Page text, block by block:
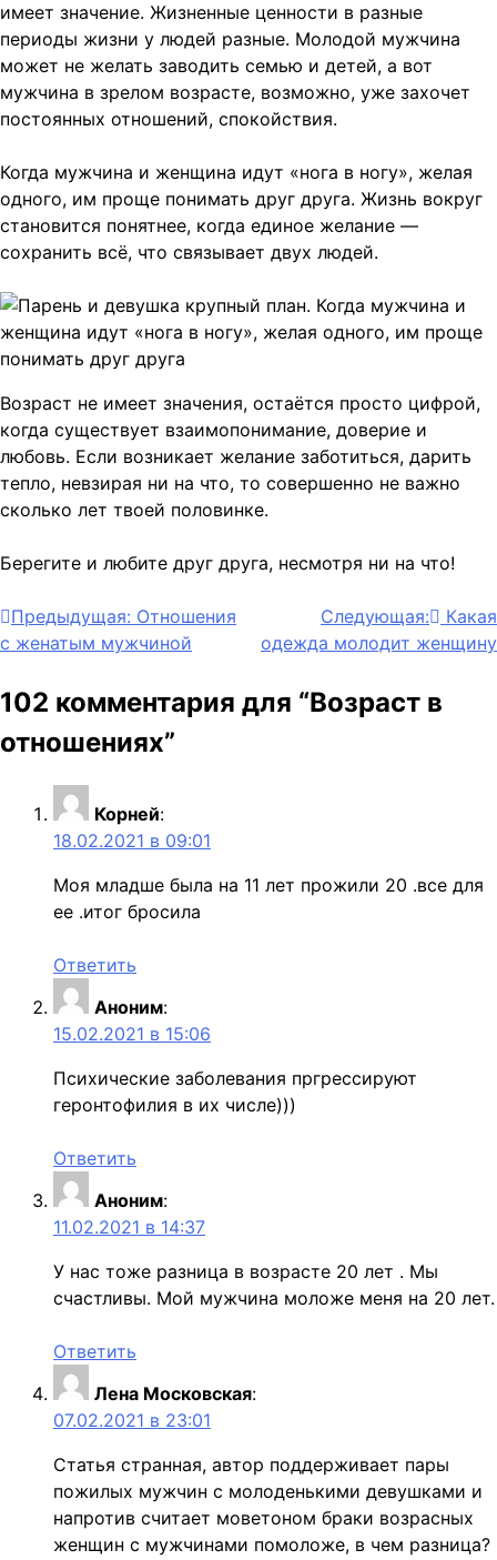
имеет значение. Жизненные ценности в разные
периоды жизни у людей разные. Молодой мужчина
может не желать заводить семью и детей, а вот
мужчина в зрелом возрасте, возможно, уже захочет
постоянных отношений, спокойствия.
Когда мужчина и женщина идут «нога в ногу», желая
одного, им проще понимать друг друга. Жизнь вокруг
становится понятнее, когда единое желание —
сохранить всё, что связывает двух людей.
Возраст не имеет значения, остаётся просто цифрой,
когда существует взаимопонимание, доверие и
любовь. Если возникает желание заботиться, дарить
тепло, невзирая ни на что, то совершенно не важно
сколько лет твоей половинке.
Берегите и любите друг друга, несмотря ни на что!
Навигация
по
записям
Предыдущая: Отношения
с женатым мужчиной
Следующая:
Какая
одежда молодит женщину
102 комментария для “Возраст в
отношениях”
Корней:
18.02.2021 в 09:01
Моя младше была на 11 лет прожили 20 .все для
ее .итог бросила
Ответить
Аноним:
15.02.2021 в 15:06
Психические заболевания пргрессируют
геронтофилия в их числе)))
Ответить
Аноним:
11.02.2021 в 14:37
У нас тоже разница в возрасте 20 лет . Мы
счастливы. Мой мужчина моложе меня на 20 лет.
Ответить
Лена Московская:
07.02.2021 в 23:01
Статья странная, автор поддерживает пары
пожилых мужчин с молоденькими девушками и
напротив считает моветоном браки возрасных
женщин с мужчинами помоложе, в чем разница?